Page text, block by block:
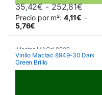
35,42€ - 252,81€
Precio por m²: 4,11€ –
5,76€
Este producto tiene
Mactac MACal 8900
Monoméricos
Vinilo Mactac 8949-30 Dark
Green Brillo